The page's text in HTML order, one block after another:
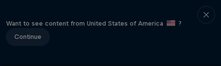
Want to see content from United States of America
?
Continue